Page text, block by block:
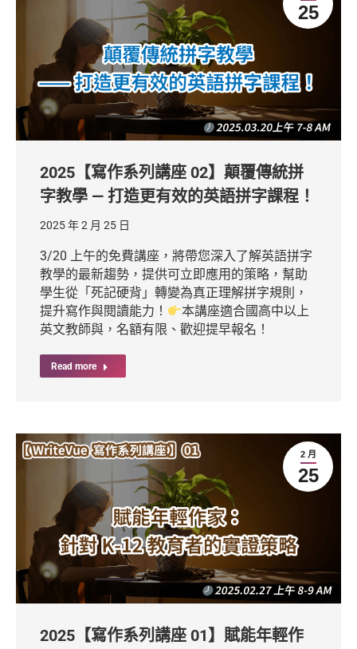
25
2025【寫作系列講座 02】顛覆傳統拼
字教學 — 打造更有效的英語拼字課程！
2025 年 2 月 25 日
3/20 上午的免費講座，將帶您深入了解英語拼字
教學的最新趨勢，提供可立即應用的策略，幫助
學生從「死記硬背」轉變為真正理解拼字規則，
提升寫作與閱讀能力！
本講座適合國高中以上
英文教師與，名額有限、歡迎提早報名！
Read more
2 月
25
2025【寫作系列講座 01】賦能年輕作